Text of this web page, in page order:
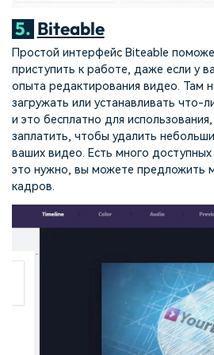
5. Biteable
Простой интерфейс Biteable
приступить к работе, даже если у
опыта редактирования видео. Там
загружать или устанавливать что-
и это бесплатно для
заплатить, чтобы удалить
ваших видео. Есть много
это нужно, вы можете предложить
кадров.